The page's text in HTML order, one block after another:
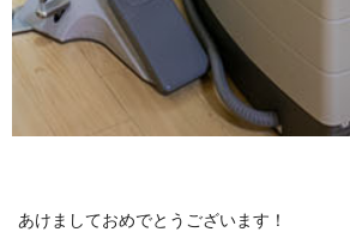
あけましておめでとうございます！